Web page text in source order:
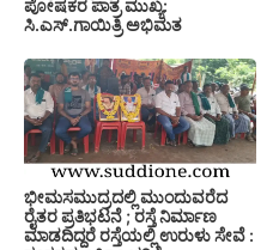
ಪೋಷಕರ ಪಾತ್ರ ಮುಖ್ಯ:
ಸಿ.ಎಸ್.ಗಾಯಿತ್ರಿ ಅಭಿಮತ
ಭೀಮಸಮುದ್ರದಲ್ಲಿ ಮುಂದುವರೆದ
ರೈತರ ಪ್ರತಿಭಟನೆ ; ರಸ್ತೆ ನಿರ್ಮಾಣ
ಮಾಡದಿದ್ದರೆ ರಸ್ತೆಯಲ್ಲಿ ಉರುಳು ಸೇವೆ :